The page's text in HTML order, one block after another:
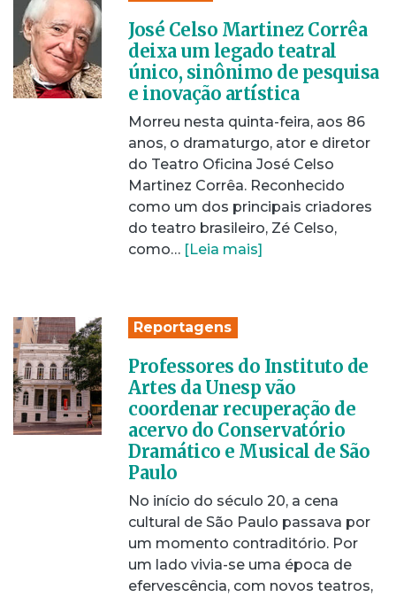
José Celso Martinez Corrêa
deixa um legado teatral
único, sinônimo de pesquisa
e inovação artística
Morreu nesta quinta-feira, aos 86
anos, o dramaturgo, ator e diretor
do Teatro Oficina José Celso
Martinez Corrêa. Reconhecido
como um dos principais criadores
do teatro brasileiro, Zé Celso,
como… [Leia mais]
Reportagens
Professores do Instituto de
Artes da Unesp vão
coordenar recuperação de
acervo do Conservatório
Dramático e Musical de São
Paulo
No início do século 20, a cena
cultural de São Paulo passava por
um momento contraditório. Por
um lado vivia-se uma época de
efervescência, com novos teatros,